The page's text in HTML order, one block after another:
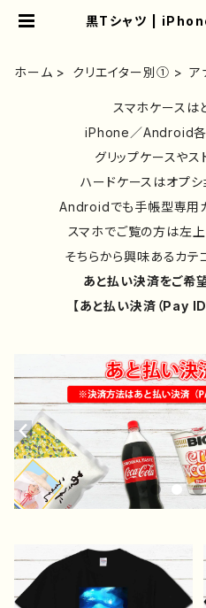
黒Tシャツ |
屋アリ
ホーム クリエイター別① ア
スマホケースは
iPhone／Android
グリップケースやス
ハードケースはオプ
Androidでも手帳型専用
スマホでご覧の方は左
そちらから興味あるカテ
あと払い決済をご希
【あと払い決済（Pay ID